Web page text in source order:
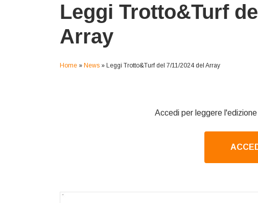
Leggi Trotto&Turf
Array
Home » News » Leggi Trotto&Turf del 7/11/2024 del Array
Accedi per leggere